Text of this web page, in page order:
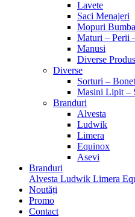
Lavete
Saci Menajeri
Mopuri
Maturi – Perii
Manusi
Diverse
Diverse
Sorturi –
Masini Lipit –
Branduri
Alvesta
Ludwik
Limera
Equinox
Asevi
Branduri
Alvesta Ludwik Limera
Noutăți
Promo
Contact